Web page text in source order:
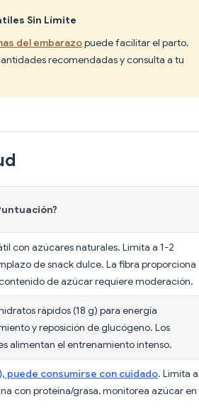
Sin Límite
del embarazopuede facilitar el parto,
recomendadas y consulta a tu
con azúcares naturales. Limita a 1-2
de snack dulce. La fibra proporciona
de azúcar requiere moderación.
rápidos (18 g) para energía
y reposición de glucógeno. Los
alimentan el entrenamiento intenso.
puede consumirse con cuidado. Limita a
con proteína/grasa, monitorea azúcar en